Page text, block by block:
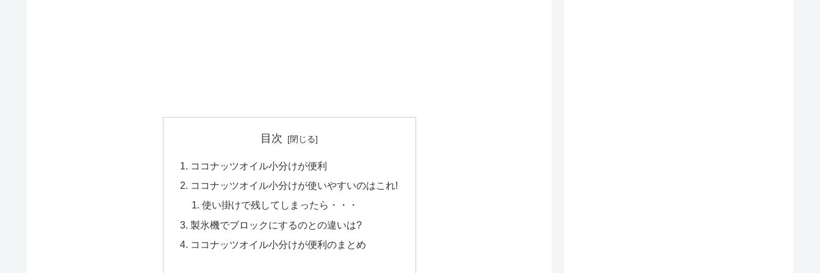
目次
ココナッツオイル小分けが便利
ココナッツオイル小分けが使いやすいのはこれ!
使い掛けで残してしまったら・・・
製氷機でブロックにするのとの違いは?
ココナッツオイル小分けが便利のまとめ